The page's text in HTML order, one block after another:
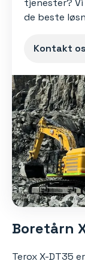
tjenester?
de beste
Kontakt
Boretårn
Terox X-DT35